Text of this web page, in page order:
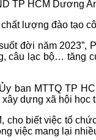
TP HCM Dương
lượng đào tạo
đời năm
câu lạc bộ…
ban MTTQ TP
dựng xã hội học
biết việc tổ
việc mang lại